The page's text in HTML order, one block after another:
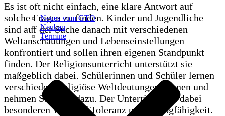
Neues vom GTO
Neubau
Termine
Es ist oft nicht einfach, eine klare Antwort auf
solche Fragen zu finden. Kinder und Jugendliche
sind auf der Suche danach mit verschiedenen
Weltanschauungen und Lebenseinstellungen
konfrontiert und sollen ihren eigenen Standpunkt
finden. Der Religionsunterricht unterstützt sie
maßgeblich dabei. Schülerinnen und Schüler lernen
verschiedene religiöse Weltdeutungen kennen und
nehmen Stellung dazu. Der Unterricht legt dabei
besonderen Wert auf Toleranz und Dialogfähigkeit.